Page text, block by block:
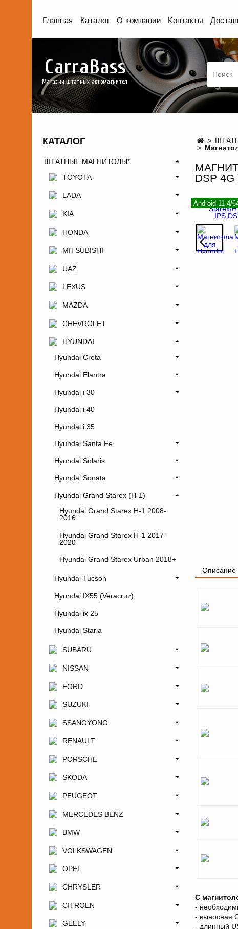
Главная Каталог О компании Контакты
CarraBass
Магазин штатных автомагнитол
DSP
Android 11 4/
Описание
С
-
- выносная
- длинный
КАТАЛОГ
ШТАТНЫЕ МАГНИТОЛЫ*
TOYOTA
LADA
KIA
HONDA
MITSUBISHI
UAZ
LEXUS
MAZDA
CHEVROLET
HYUNDAI
Hyundai Creta
Hyundai Elantra
Hyundai i 30
Hyundai i 40
Hyundai i 35
Hyundai Santa Fe
Hyundai Solaris
Hyundai Sonata
Hyundai Grand Starex (H-1)
Hyundai Grand Starex H-1 2008-
2016
Hyundai Grand Starex H-1 2017-
2020
Hyundai Grand Starex Urban 2018+
Hyundai Tucson
Hyundai IX55 (Veracruz)
Hyundai ix 25
Hyundai Staria
SUBARU
NISSAN
FORD
SUZUKI
SSANGYONG
RENAULT
PORSCHE
SKODA
PEUGEOT
MERCEDES BENZ
BMW
VOLKSWAGEN
OPEL
CHRYSLER
CITROEN
GEELY